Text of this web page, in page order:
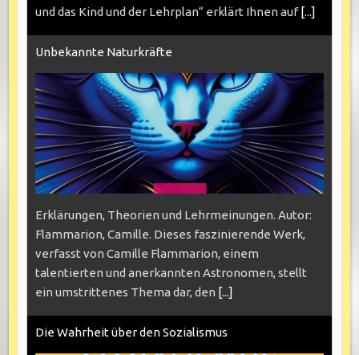
und das Kind und der Lehrplan“ erklärt Ihnen auf [...]
Unbekannte Naturkräfte
Erklärungen, Theorien und Lehrmeinungen. Autor:
Flammarion, Camille. Dieses faszinierende Werk,
verfasst von Camille Flammarion, einem
talentierten und anerkannten Astronomen, stellt
ein umstrittenes Thema dar, den [...]
Die Wahrheit über den Sozialismus